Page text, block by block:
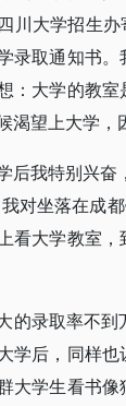
川大学招生办
录取通知书
：大学的教
渴望上大学，
后我特别兴奋
对坐落在成
看大学教室
的录取率不
学后，同样
大学生看书